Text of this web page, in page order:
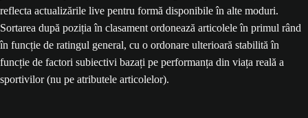
reflecta actualizările live pentru formă disponibile în alte moduri.
Sortarea după poziția în clasament ordonează articolele în primul rând
în funcție de ratingul general, cu o ordonare ulterioară stabilită în
funcție de factori subiectivi bazați pe performanța din viața reală a
sportivilor (nu pe atributele articolelor).